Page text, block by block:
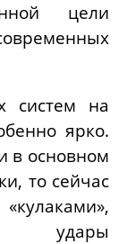
цели
систем на
ярко.
в основном
то сейчас
удары